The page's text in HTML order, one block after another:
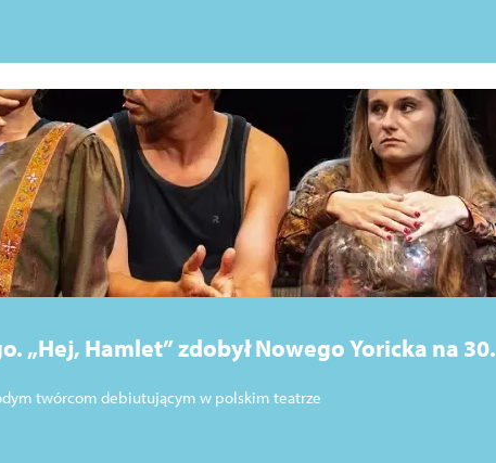
„Hej, Hamlet” zdobył Nowego Yoricka na 30.
twórcom debiutującym w polskim teatrze